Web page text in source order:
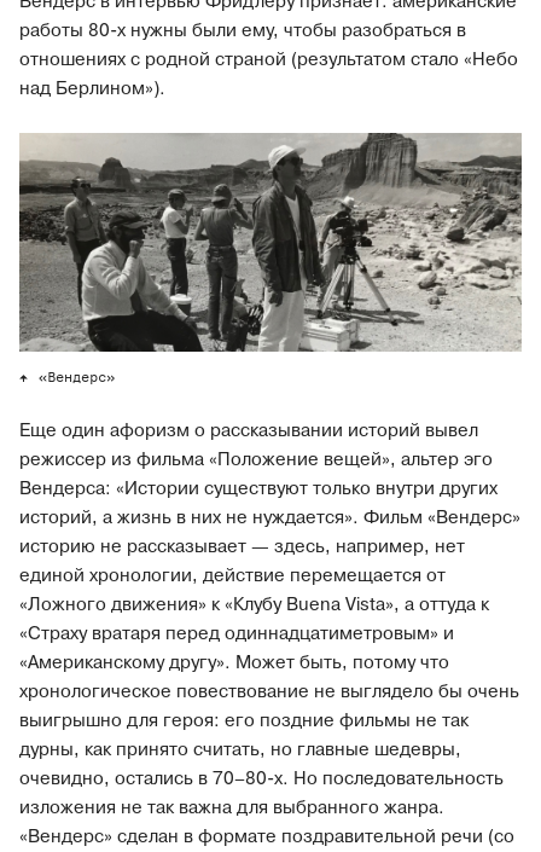
работы 80-х нужны были ему, чтобы разобраться в
отношениях с родной страной (результатом стало «Небо
над Берлином»).
«Вендерс»
Еще один афоризм о рассказывании историй вывел
режиссер из фильма «Положение вещей», альтер эго
Вендерса: «Истории существуют только внутри других
историй, а жизнь в них не нуждается». Фильм «Вендерс»
историю не рассказывает — здесь, например, нет
единой хронологии, действие перемещается от
«Ложного движения» к «Клубу Buena Vista», а оттуда к
«Страху вратаря перед одиннадцатиметровым» и
«Американскому другу». Может быть, потому что
хронологическое повествование не выглядело бы очень
выигрышно для героя: его поздние фильмы не так
дурны, как принято считать, но главные шедевры,
очевидно, остались в 70–80-х. Но последовательность
изложения не так важна для выбранного жанра.
«Вендерс» сделан в формате поздравительной речи (со